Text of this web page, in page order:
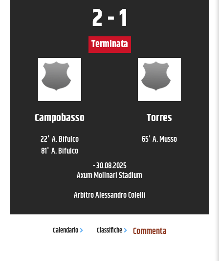
Campobasso
22' A. Bifulco
81' A. Bifulco
Torres
65' A. Musso
2-1
Terminata
-30.08.2025
Axum Molinari Stadium
ArbitroAlessandro Colelli
Calendario Classifiche Commenta